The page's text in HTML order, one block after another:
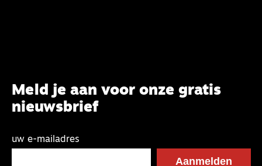
Meld je aan voor onze gratis
nieuwsbrief
uw e-mailadres